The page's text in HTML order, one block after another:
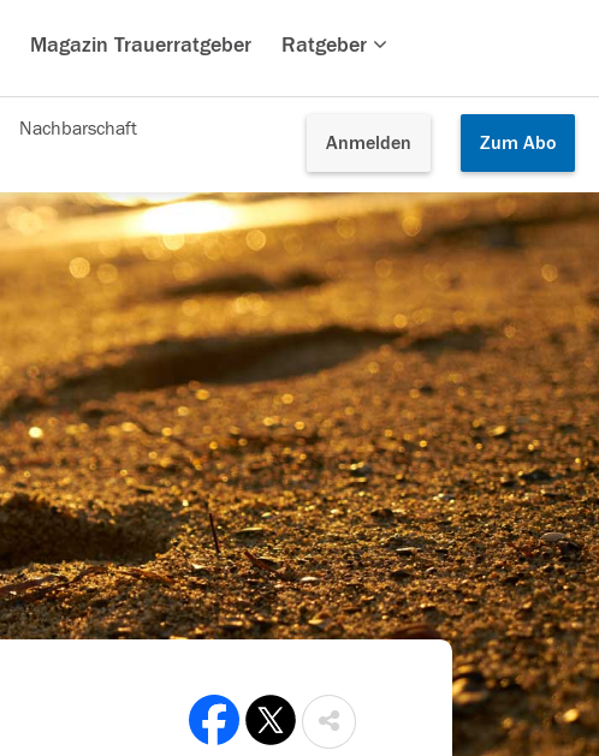
Magazin Trauerratgeber Ratgeber
Anmelden Zum Abo
Nachbarschaft